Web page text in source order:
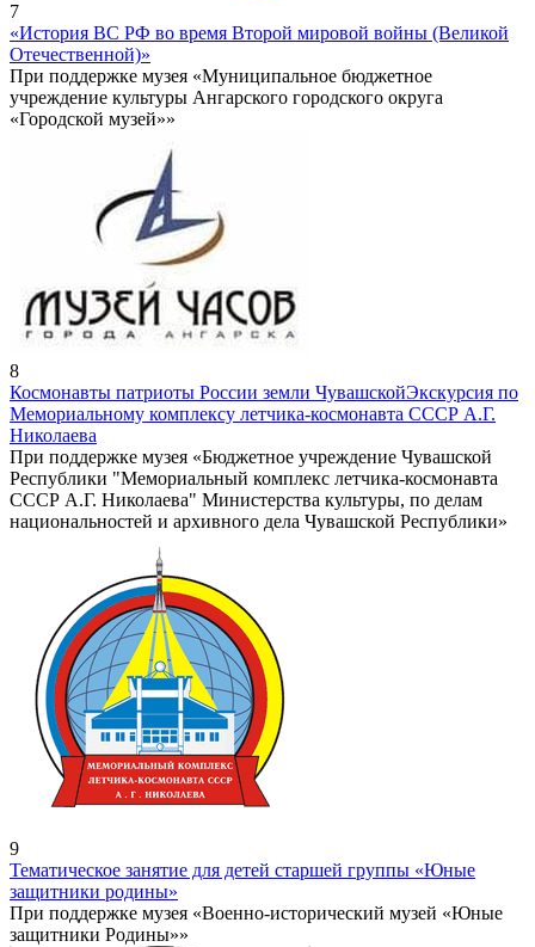
7
«История ВС РФ во время Второй мировой войны (Великой
Отечественной)»
При поддержке музея «Муниципальное бюджетное
учреждение культуры Ангарского городского округа
«Городской музей»»
8
Космонавты патриоты России земли ЧувашскойЭкскурсия по
Мемориальному комплексу летчика-космонавта СССР А.Г.
Николаева
При поддержке музея «Бюджетное учреждение Чувашской
Республики "Мемориальный комплекс летчика-космонавта
СССР А.Г. Николаева" Министерства культуры, по делам
национальностей и архивного дела Чувашской Республики»
9
Тематическое занятие для детей старшей группы «Юные
защитники родины»
При поддержке музея «Военно-исторический музей «Юные
защитники Родины»»